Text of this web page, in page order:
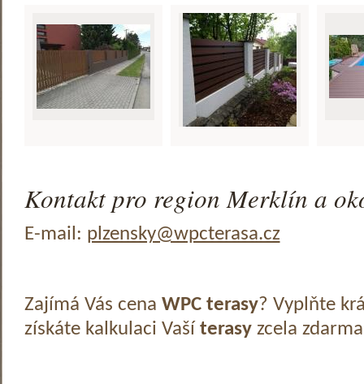
Kontakt pro region Merklín a
E-mail: plzensky@wpcterasa.cz
Zajímá Vás cena WPC terasy? Vyplňte
získáte kalkulaci Vaší terasyzcela